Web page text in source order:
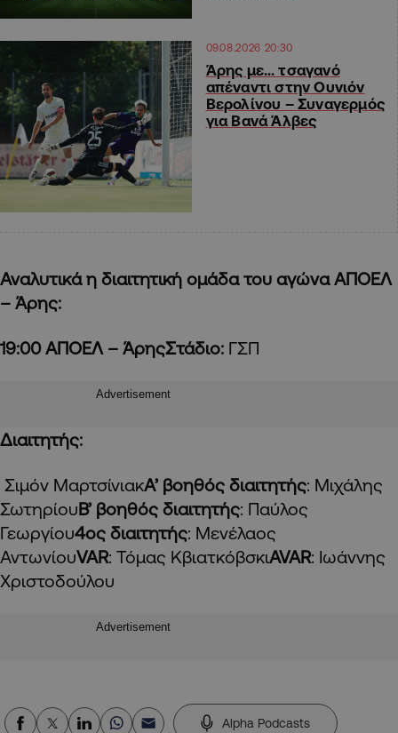
09.08.2026 20:30
Άρης με… τσαγανό
απέναντι στην Ουνιόν
Βερολίνου – Συναγερμός
για Βανά Άλβες
Αναλυτικά η διαιτητική ομάδα του αγώνα ΑΠΟΕΛ
– Άρης:
19:00 ΑΠΟΕΛ – ΆρηςΣτάδιο: ΓΣΠ
Advertisement
Διαιτητής:
Σιμόν ΜαρτσίνιακΑ’ βοηθός διαιτητής: Μιχάλης
ΣωτηρίουΒ’ βοηθός διαιτητής: Παύλος
Γεωργίου4ος διαιτητής: Μενέλαος
ΑντωνίουVAR: Τόμας ΚβιατκόβσκιAVAR: Ιωάννης
Χριστοδούλου
Advertisement
Alpha Podcasts